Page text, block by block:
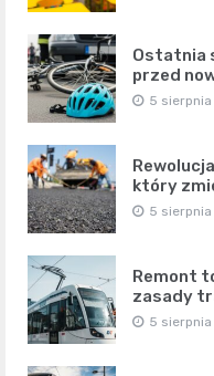
Ostatnia
przed
5
który
5
Remont
zasady
5